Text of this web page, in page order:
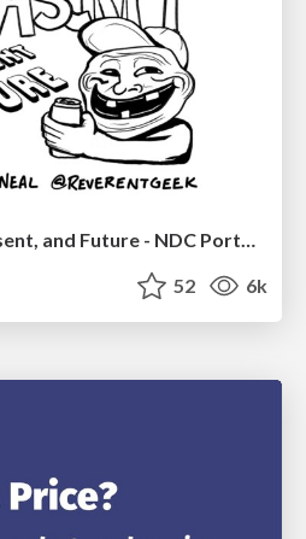
JavaScript: Past, Present, and Future - NDC Porto 2020
52 6k